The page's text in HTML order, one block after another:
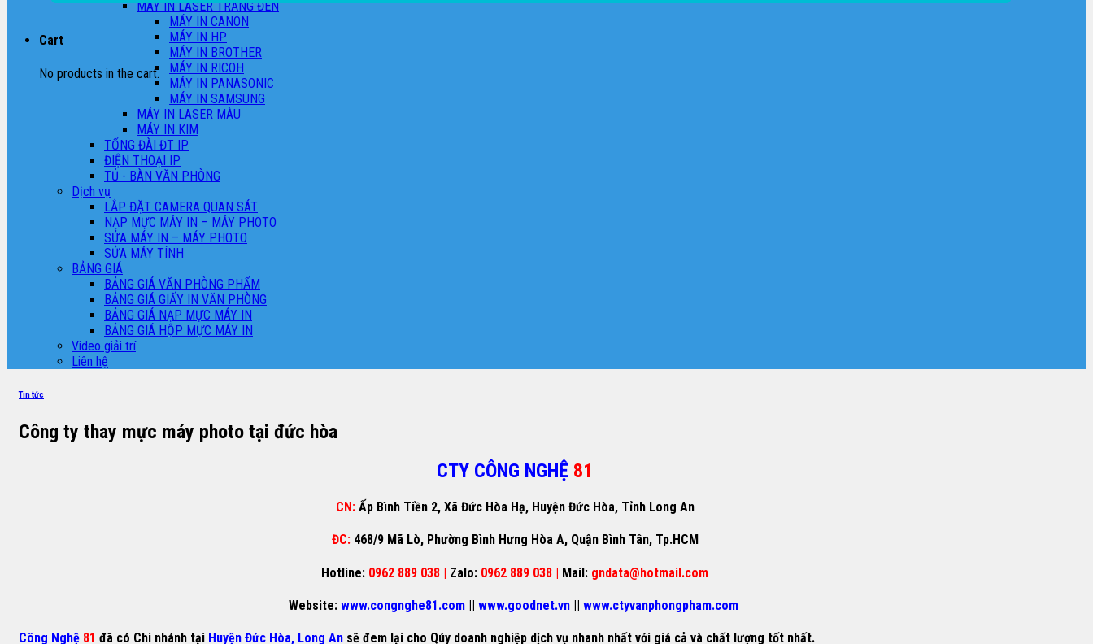
Cart
No products in the cart.
MÁY IN LASER TRẮNG ĐEN
MÁY IN CANON
MÁY IN HP
MÁY IN BROTHER
MÁY IN RICOH
MÁY IN PANASONIC
MÁY IN SAMSUNG
MÁY IN LASER MÀU
MÁY IN KIM
TỔNG ĐÀI ĐT IP
ĐIỆN THOẠI IP
TỦ - BÀN VĂN PHÒNG
Dịch vụ
LẮP ĐẶT CAMERA QUAN SÁT
NẠP MỰC MÁY IN – MÁY PHOTO
SỬA MÁY IN – MÁY PHOTO
SỬA MÁY TÍNH
BẢNG GIÁ
BẢNG GIÁ VĂN PHÒNG PHẨM
BẢNG GIÁ GIẤY IN VĂN PHÒNG
BẢNG GIÁ NẠP MỰC MÁY IN
BẢNG GIÁ HỘP MỰC MÁY IN
Video giải trí
Liên hệ
Tin tức
Công ty thay mực máy photo tại đức hòa
CTY CÔNG NGHỆ 81
CN: Ấp Bình Tiền 2, Xã Đức Hòa Hạ, Huyện Đức Hòa, Tỉnh Long An
ĐC: 468/9 Mã Lò, Phường Bình Hưng Hòa A, Quận Bình Tân, Tp.HCM
Hotline: 0962 889 038 | Zalo: 0962 889 038 | Mail: gndata@hotmail.com
Website:www.congnghe81.com || www.goodnet.vn || www.ctyvanphongpham.com
Công Nghệ 81 đã có Chi nhánh tại Huyện Đức Hòa, Long An sẽ đem lại cho Qúy doanh nghiệp dịch vụ nhanh nhất với giá cả và chất lượng tốt nhất.